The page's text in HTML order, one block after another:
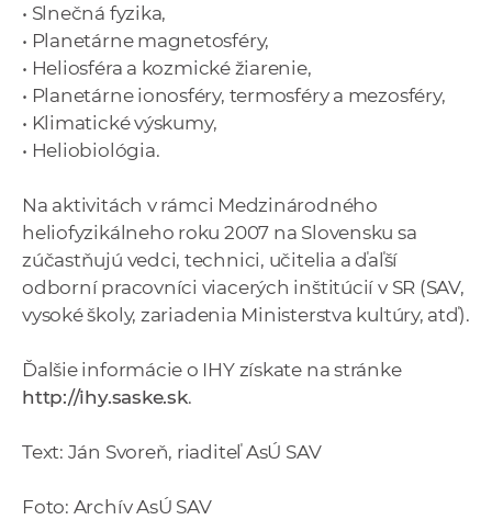
• Slnečná fyzika,
• Planetárne magnetosféry,
• Heliosféra a kozmické žiarenie,
• Planetárne ionosféry, termosféry a mezosféry,
• Klimatické výskumy,
• Heliobiológia.
Na aktivitách v rámci Medzinárodného
heliofyzikálneho roku 2007 na Slovensku sa
zúčastňujú vedci, technici, učitelia a ďaľší
odborní pracovníci viacerých inštitúcií v SR (SAV,
vysoké školy, zariadenia Ministerstva kultúry, atď).
Ďalšie informácie o IHY získate na stránke
http://ihy.saske.sk.
Text: Ján Svoreň, riaditeľ AsÚ SAV
Foto: Archív AsÚ SAV